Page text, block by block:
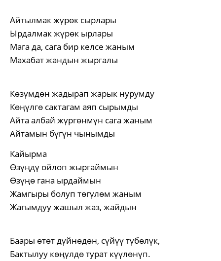
Айтылмак жүрөк сырлары
Ырдалмак жүрөк ырлары
Мага да, сага бир келсе жаным
Махабат жандын жыргалы
Көзүмдөн жадырап жарык нурумду
Көңүлгө сактагам аяп сырымды
Айта албай жүргөнмүн сага жаным
Айтамын бүгүн чынымды
Кайырма
Өзүңдү ойлоп жыргаймын
Өзүңө гана ырдаймын
Жамгыры болуп төгүлөм жаным
Жагымдуу жашыл жаз, жайдын
Баары өтөт дүйнөдөн, сүйүү түбөлүк,
Бактылуу көңүлдө турат күүлөнүп.